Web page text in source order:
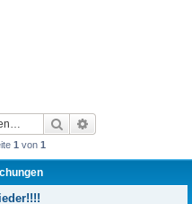
Suche
1 von 1